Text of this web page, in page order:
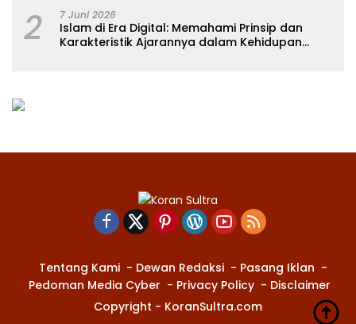
2 7 Juni 2026
Islam di Era Digital: Memahami Prinsip dan
Karakteristik Ajarannya dalam Kehidupan
Tentang Kami Dewan Redaksi
Pasang Iklan
Pedoman Media Cyber
Privacy Policy
Disclaimer
Copyright - KoranSultra.com